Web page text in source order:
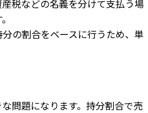
税などの名義を分けて支払う場
の割合をベースに行うため、単
問題になります。持分割合で売